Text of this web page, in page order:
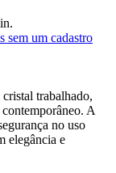
sem um cadastro
trabalhado,
A
no uso
elegância e